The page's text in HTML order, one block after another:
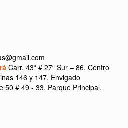
Carr. 43ª # 27ª Sur – 86, Centro
146 y 147, Envigado
50 # 49 - 33, Parque Principal,